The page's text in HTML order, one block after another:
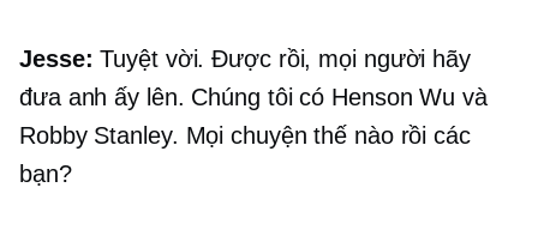
Jesse: Tuyệt vời. Được rồi, mọi người hãy
đưa anh ấy lên. Chúng tôi có Henson Wu và
Robby Stanley. Mọi chuyện thế nào rồi các
bạn?